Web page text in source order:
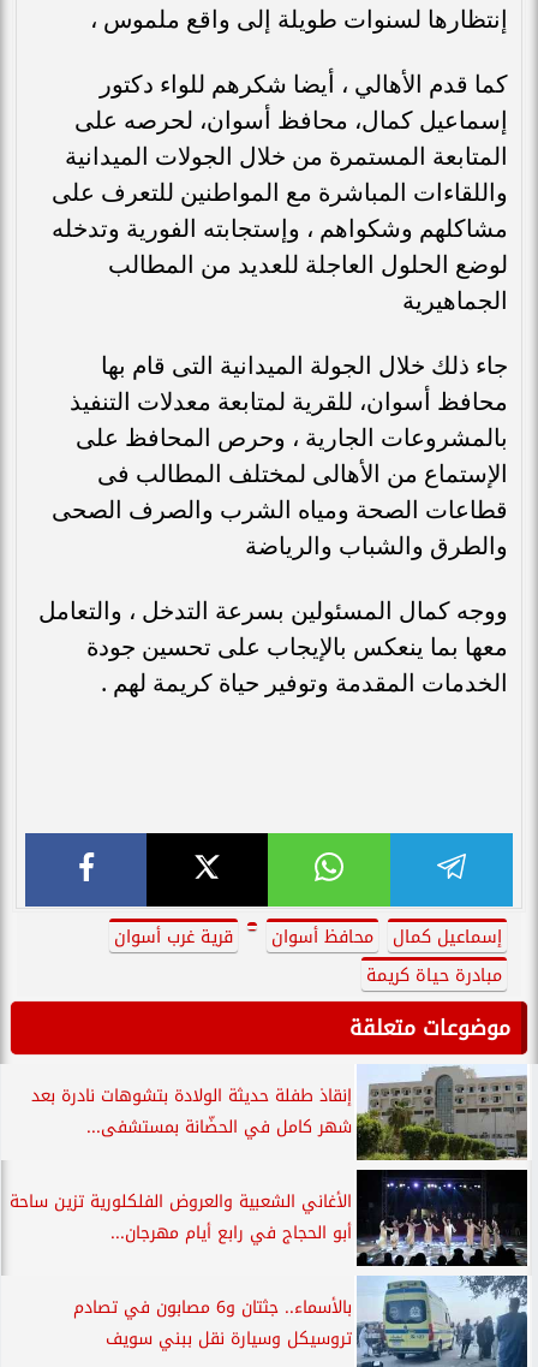
إنتظارها لسنوات طويلة إلى واقع ملموس ،
كما قدم الأهالي ، أيضا شكرهم للواء دكتور
إسماعيل كمال، محافظ أسوان، لحرصه على
المتابعة المستمرة من خلال الجولات الميدانية
واللقاءات المباشرة مع المواطنين للتعرف على
مشاكلهم وشكواهم ، وإستجابته الفورية وتدخله
لوضع الحلول العاجلة للعديد من المطالب
الجماهيرية
جاء ذلك خلال الجولة الميدانية التى قام بها
محافظ أسوان، للقرية لمتابعة معدلات التنفيذ
بالمشروعات الجارية ، وحرص المحافظ على
الإستماع من الأهالى لمختلف المطالب فى
قطاعات الصحة ومياه الشرب والصرف الصحى
والطرق والشباب والرياضة
ووجه كمال المسئولين بسرعة التدخل ، والتعامل
معها بما ينعكس بالإيجاب على تحسين جودة
الخدمات المقدمة وتوفير حياة كريمة لهم .
إسماعيل كمال محافظ أسوان
قرية غرب أسوان
مبادرة حياة كريمة
موضوعات متعلقة
إنقاذ طفلة حديثة الولادة بتشوهات نادرة بعد
شهر كامل في الحضّانة بمستشفى...
الأغاني الشعبية والعروض الفلكلورية تزين ساحة
أبو الحجاج في رابع أيام مهرجان...
بالأسماء.. جثتان و6 مصابون في تصادم
تروسيكل وسيارة نقل ببني سويف